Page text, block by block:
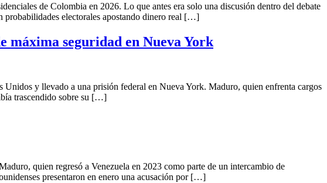
de Colombia en 2026. Lo que antes era solo una discusión dentro del debate
probabilidades electorales apostando dinero real […]
máxima seguridad en Nueva York
Unidos y llevado a una prisión federal en Nueva York. Maduro, quien enfrenta cargos
trascendido sobre su […]
quien regresó a Venezuela en 2023 como parte de un intercambio de
presentaron en enero una acusación por […]